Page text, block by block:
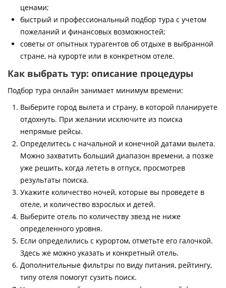
ценами;
быстрый и профессиональный подбор тура с учетом
пожеланий и финансовых возможностей;
советы от опытных турагентов об отдыхе в выбранной
стране, на курорте или в конкретном отеле.
Как выбрать тур: описание процедуры
Подбор тура онлайн занимает минимум времени:
Выберите город вылета и страну, в которой планируете
отдохнуть. При желании исключите из поиска
непрямые рейсы.
Определитесь с начальной и конечной датами вылета.
Можно захватить больший диапазон времени, а позже
уже решить, когда лететь в отпуск, просмотрев
результаты поиска.
Укажите количество ночей, которые вы проведете в
отеле, и количество взрослых и детей.
Выберите отель по количеству звезд не ниже
определенного уровня.
Если определились с курортом, отметьте его галочкой.
Здесь же можно указать и конкретный отель.
Дополнительные фильтры по виду питания, рейтингу,
типу отеля помогут сузить поиск.